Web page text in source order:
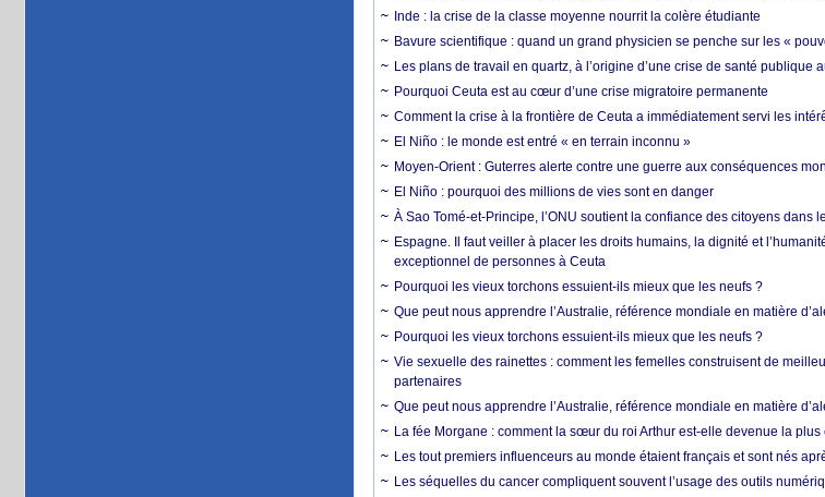
Inde : la crise de la classe moyenne nourrit la colère étudiante
Bavure scientifique : quand un grand physicien se penche sur les «
Les plans de travail en quartz, à l’origine d’une crise de santé publique
Pourquoi Ceuta est au cœur d’une crise migratoire permanente
Comment la crise à la frontière de Ceuta a immédiatement servi les
El Niño : le monde est entré « en terrain inconnu »
Moyen-Orient : Guterres alerte contre une guerre aux conséquences
El Niño : pourquoi des millions de vies sont en danger
À Sao Tomé-et-Principe, l’ONU soutient la confiance des citoyens dans
Espagne. Il faut veiller à placer les droits humains, la dignité et
exceptionnel de personnes à Ceuta
Pourquoi les vieux torchons essuient-ils mieux que les neufs ?
Que peut nous apprendre l’Australie, référence mondiale en matière
Pourquoi les vieux torchons essuient-ils mieux que les neufs ?
Vie sexuelle des rainettes : comment les femelles construisent de
partenaires
Que peut nous apprendre l’Australie, référence mondiale en matière
La fée Morgane : comment la sœur du roi Arthur est-elle devenue la
Les tout premiers influenceurs au monde étaient français et sont nés
Les séquelles du cancer compliquent souvent l’usage des outils